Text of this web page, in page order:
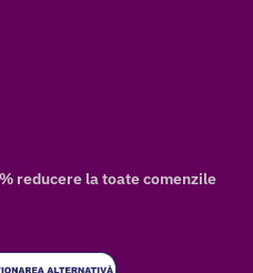
reducere la toate comenzile